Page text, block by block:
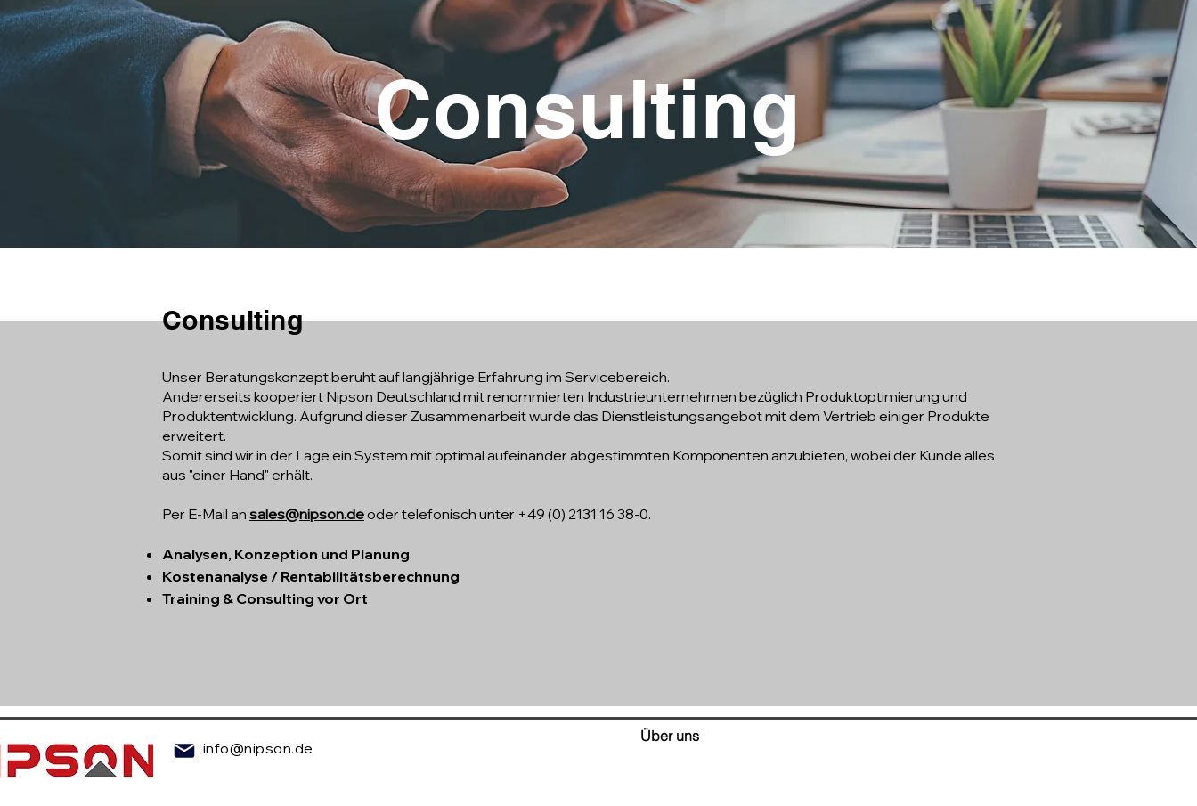
Consulting
Consulting
Unser Beratungskonzept beruht auf langjährige Erfahrung im Servicebereich.
Andererseits kooperiert Nipson Deutschland mit renommierten Industrieunternehmen bezüglich Produktoptimierung und
Produktentwicklung. Aufgrund dieser Zusammenarbeit wurde das Dienstleistungsangebot mit dem Vertrieb einiger Produkte
erweitert.
Somit sind wir in der Lage ein System mit optimal aufeinander abgestimmten Komponenten anzubieten, wobei der Kunde alles
aus "einer Hand" erhält.
Per E-Mail an sales@nipson.deoder telefonisch unter +49 (0) 2131 16 38-0.
Analysen, Konzeption und Planung
Kostenanalyse / Rentabilitätsberechnung
Training & Consulting vor Ort
info@nipson.de
Über uns